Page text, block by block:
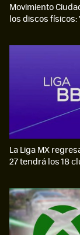
Movimiento
los discos físicos:
La Liga MX
27 tendrá los 18